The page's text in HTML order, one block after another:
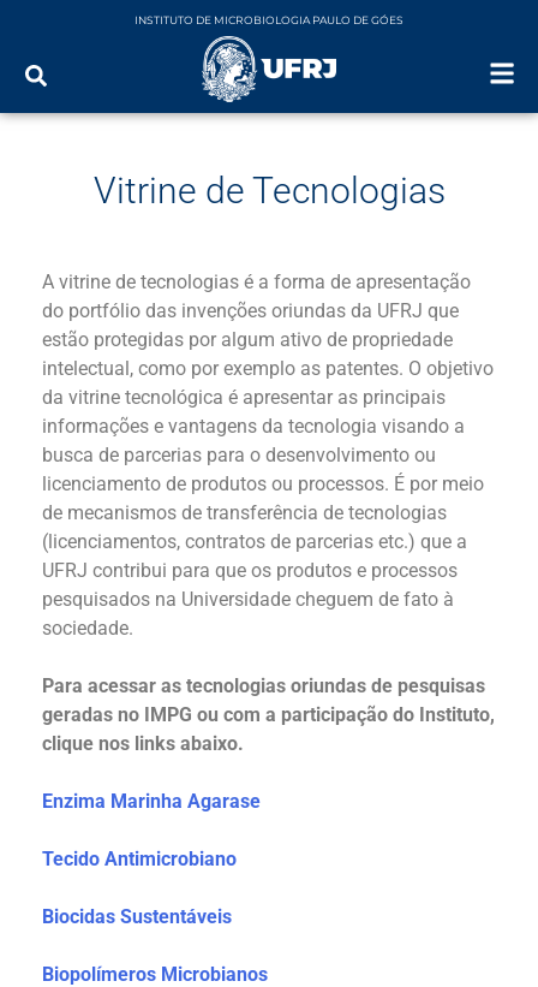
INSTITUTO DE MICROBIOLOGIA PAULO DE GÓES
Vitrine de Tecnologias
A vitrine de tecnologias é a forma de apresentação
do portfólio das invenções oriundas da UFRJ que
estão protegidas por algum ativo de propriedade
intelectual, como por exemplo as patentes. O objetivo
da vitrine tecnológica é apresentar as principais
informações e vantagens da tecnologia visando a
busca de parcerias para o desenvolvimento ou
licenciamento de produtos ou processos. É por meio
de mecanismos de transferência de tecnologias
(licenciamentos, contratos de parcerias etc.) que a
UFRJ contribui para que os produtos e processos
pesquisados na Universidade cheguem de fato à
sociedade.
Para acessar as tecnologias oriundas de pesquisas
geradas no IMPG ou com a participação do Instituto,
clique nos links abaixo.
Enzima Marinha Agarase
Tecido Antimicrobiano
Biocidas Sustentáveis
Biopolímeros Microbianos